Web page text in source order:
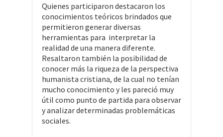
Quienes participaron destacaron los
conocimientos teóricos brindados que
permitieron generar diversas
herramientas para interpretar la
realidad de una manera diferente.
Resaltaron también la posibilidad de
conocer más la riqueza de la perspectiva
humanista cristiana, de la cual no tenían
mucho conocimiento y les pareció muy
útil como punto de partida para observar
y analizar determinadas problemáticas
sociales.